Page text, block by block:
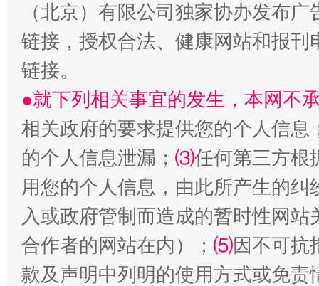
这是一记警钟！ 谢
（北京）有限公司独家协办发布
链接，授权合法、健康网站和报
链接。
●就下列相关事宜的发生，本网不
相关政府的要求提供您的个人信息
的个人信息泄漏； ⑶任何第三方根
用您的个人信息，由此所产生的纠
入或政府管制而造成的暂时性网
合作者的网站在内）； ⑸因不可抗
款及声明中列明的使用方式或免责